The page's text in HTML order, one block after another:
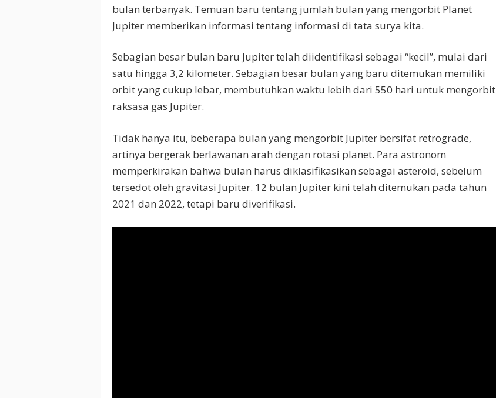
bulan terbanyak. Temuan baru tentang jumlah bulan yang mengorbit Planet
Jupiter memberikan informasi tentang informasi di tata surya kita.
Sebagian besar bulan baru Jupiter telah diidentifikasi sebagai “kecil”, mulai dari
satu hingga 3,2 kilometer. Sebagian besar bulan yang baru ditemukan memiliki
orbit yang cukup lebar, membutuhkan waktu lebih dari 550 hari untuk mengorbit
raksasa gas Jupiter.
Tidak hanya itu, beberapa bulan yang mengorbit Jupiter bersifat retrograde,
artinya bergerak berlawanan arah dengan rotasi planet. Para astronom
memperkirakan bahwa bulan harus diklasifikasikan sebagai asteroid, sebelum
tersedot oleh gravitasi Jupiter. 12 bulan Jupiter kini telah ditemukan pada tahun
2021 dan 2022, tetapi baru diverifikasi.